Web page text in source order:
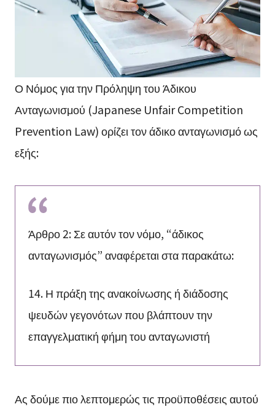
Ο Νόμος για την Πρόληψη του Άδικου
Ανταγωνισμού (Japanese Unfair Competition
Prevention Law) ορίζει τον άδικο ανταγωνισμό ως
εξής:
Άρθρο 2: Σε αυτόν τον νόμο, “άδικος
ανταγωνισμός” αναφέρεται στα παρακάτω:
14. Η πράξη της ανακοίνωσης ή διάδοσης
ψευδών γεγονότων που βλάπτουν την
επαγγελματική φήμη του ανταγωνιστή
Ας δούμε πιο λεπτομερώς τις προϋποθέσεις αυτού